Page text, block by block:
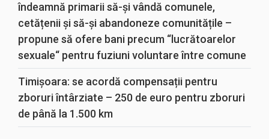
îndeamnă primarii să-și vândă comunele,
cetățenii și să-și abandoneze comunitățile –
propune să ofere bani precum “lucrătoarelor
sexuale“ pentru fuziuni voluntare între comune
Timișoara: se acordă compensații pentru
zboruri întârziate – 250 de euro pentru zboruri
de până la 1.500 km